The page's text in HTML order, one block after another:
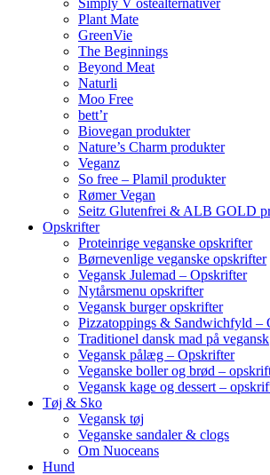
Plant Mate
GreenVie
The Beginnings
Beyond Meat
Naturli
Moo Free
bett’r
Biovegan produkter
Nature’s Charm produkter
Veganz
So free – Plamil produkter
Rømer Vegan
Seitz Glutenfrei & ALB GOLD
Opskrifter
Proteinrige veganske opskrifter
Børnevenlige veganske opskrifter
Vegansk Julemad – Opskrifter
Nytårsmenu opskrifter
Vegansk burger opskrifter
Pizzatoppings & Sandwichfyld –
Traditionel dansk mad på vegansk
Vegansk pålæg – Opskrifter
Veganske boller og brød –
Vegansk kage og dessert –
Tøj & Sko
Vegansk tøj
Veganske sandaler & clogs
Om Nuoceans
Hund